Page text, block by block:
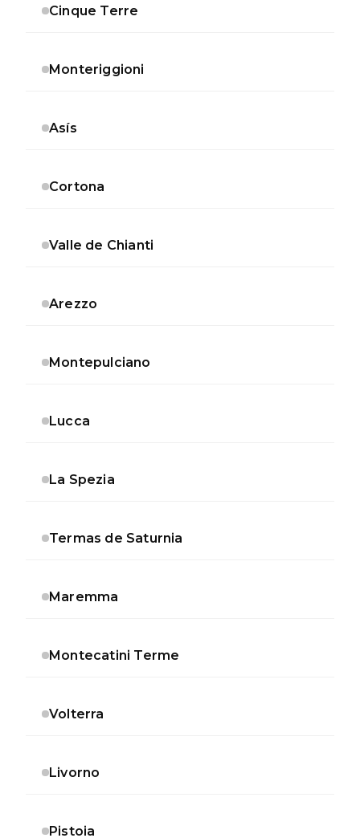
Cinque Terre
Monteriggioni
Asís
Cortona
Valle de Chianti
Arezzo
Montepulciano
Lucca
La Spezia
Termas de Saturnia
Maremma
Montecatini Terme
Volterra
Livorno
Pistoia